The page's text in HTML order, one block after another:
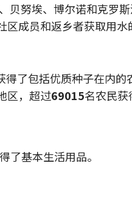
贝努埃、博尔诺和克罗
区成员和返乡者获取用
得了包括优质种子在内
区，超过69015名农民
了基本生活用品。